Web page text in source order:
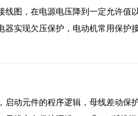
线图，在电源电压降到一定允许值
实现欠压保护，电动机常用保护接
启动元件的程序逻辑，母线差动保